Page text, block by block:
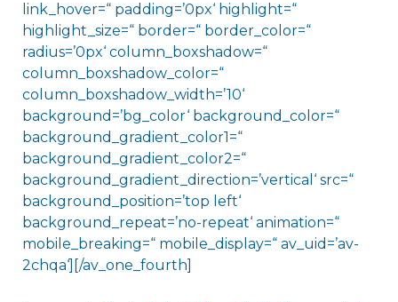
link_hover=“ padding=’0px‘ highlight=“
highlight_size=“ border=“ border_color=“
radius=’0px‘ column_boxshadow=“
column_boxshadow_color=“
column_boxshadow_width=’10‘
background=’bg_color‘ background_color=“
background_gradient_color1=“
background_gradient_color2=“
background_gradient_direction=’vertical‘ src=“
background_position=’top left‘
background_repeat=’no-repeat‘ animation=“
mobile_breaking=“ mobile_display=“ av_uid=’av-
2chqa‘][/av_one_fourth]